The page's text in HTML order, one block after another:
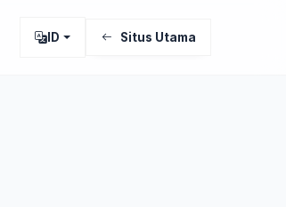
ID Situs Utama